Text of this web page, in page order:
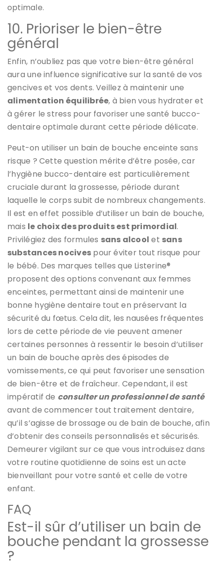
optimale.
10. Prioriser le bien-être
général
Enfin, n’oubliez pas que votre bien-être général
aura une influence significative sur la santé de vos
gencives et vos dents. Veillez à maintenir une
alimentation équilibrée, à bien vous hydrater et
à gérer le stress pour favoriser une santé bucco-
dentaire optimale durant cette période délicate.
Peut-on utiliser un bain de bouche enceinte sans
risque ? Cette question mérite d’être posée, car
l’hygiène bucco-dentaire est particulièrement
cruciale durant la grossesse, période durant
laquelle le corps subit de nombreux changements.
Il est en effet possible d’utiliser un bain de bouche,
mais le choix des produits est primordial.
Privilégiez des formules sans alcool et sans
substances nocives pour éviter tout risque pour
le bébé. Des marques telles que Listerine®
proposent des options convenant aux femmes
enceintes, permettant ainsi de maintenir une
bonne hygiène dentaire tout en préservant la
sécurité du fœtus. Cela dit, les nausées fréquentes
lors de cette période de vie peuvent amener
certaines personnes à ressentir le besoin d’utiliser
un bain de bouche après des épisodes de
vomissements, ce qui peut favoriser une sensation
de bien-être et de fraîcheur. Cependant, il est
impératif de consulter un professionnel de santé
avant de commencer tout traitement dentaire,
qu’il s’agisse de brossage ou de bain de bouche, afin
d’obtenir des conseils personnalisés et sécurisés.
Demeurer vigilant sur ce que vous introduisez dans
votre routine quotidienne de soins est un acte
bienveillant pour votre santé et celle de votre
enfant.
FAQ
Est-il sûr d’utiliser un bain de
bouche pendant la grossesse
?